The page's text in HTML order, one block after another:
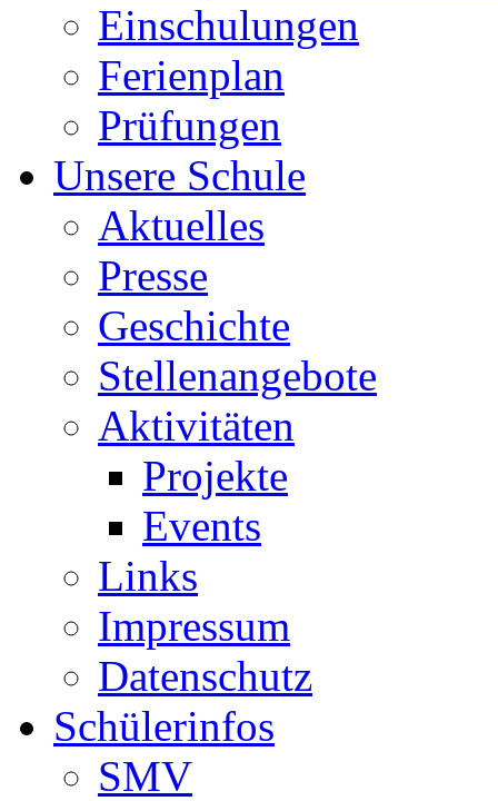
Einschulungen
Ferienplan
Prüfungen
Unsere Schule
Aktuelles
Presse
Geschichte
Stellenangebote
Aktivitäten
Projekte
Events
Links
Impressum
Datenschutz
Schülerinfos
SMV